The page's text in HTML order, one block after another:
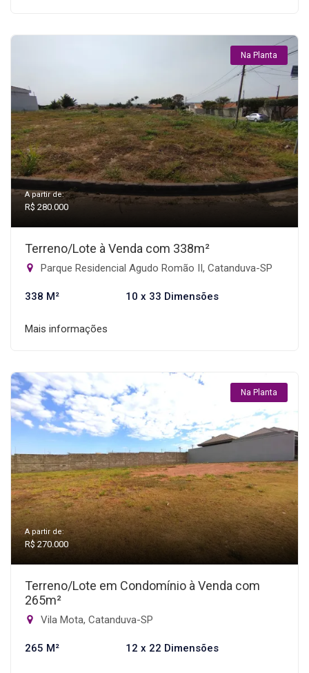
Na Planta
A partir de:
R$ 280.000
Terreno/Lote à Venda com 338m²
Parque Residencial Agudo Romão II, Catanduva-SP
338 M² 10 x 33 Dimensões
Mais informações
Na Planta
A partir de:
R$ 270.000
Terreno/Lote em Condomínio à Venda com
265m²
Vila Mota, Catanduva-SP
265 M² 12 x 22 Dimensões